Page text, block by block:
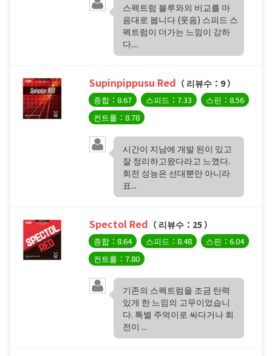
스펙트럼 블루와의 비교를 마
음대로 봅니다 (웃음) 스피드 스
펙트럼이 더가는 느낌이 강하
다....
Supinpippusu Red （ 리뷰수：9 ）
종합：8.67 스피드：7.33
스핀：8.56
컨트롤：8.78
시간이 지남에 개발 된이 있고
잘 정리하고왔다라고 느꼈다.
회전 성능은 선대뿐만 아니라
표...
Spectol Red （ 리뷰수：25 ）
종합：8.64 스피드：8.48
스핀：6.04
컨트롤：7.80
기존의 스펙트럼을 조금 탄력
있게 한 느낌의 고무이었습니
다. 특별 주먹이로 싸다거나 회
전이 ...